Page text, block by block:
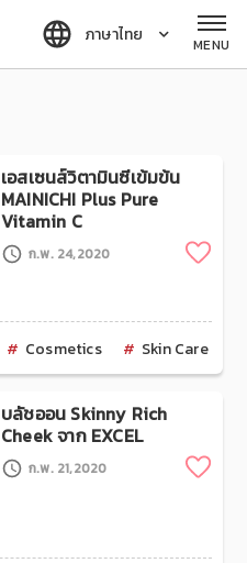
ภาษาไทย MENU
เอสเซนส์วิตามินซีเข้มข้น
MAINICHI Plus Pure
Vitamin C
ก.พ. 24,2020
Cosmetics Skin Care
บลัชออน Skinny Rich
Cheek จาก EXCEL
ก.พ. 21,2020